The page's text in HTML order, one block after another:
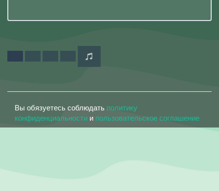
Вы обязуетесь соблюдать политику
конфиденциальности и пользовательское соглашение